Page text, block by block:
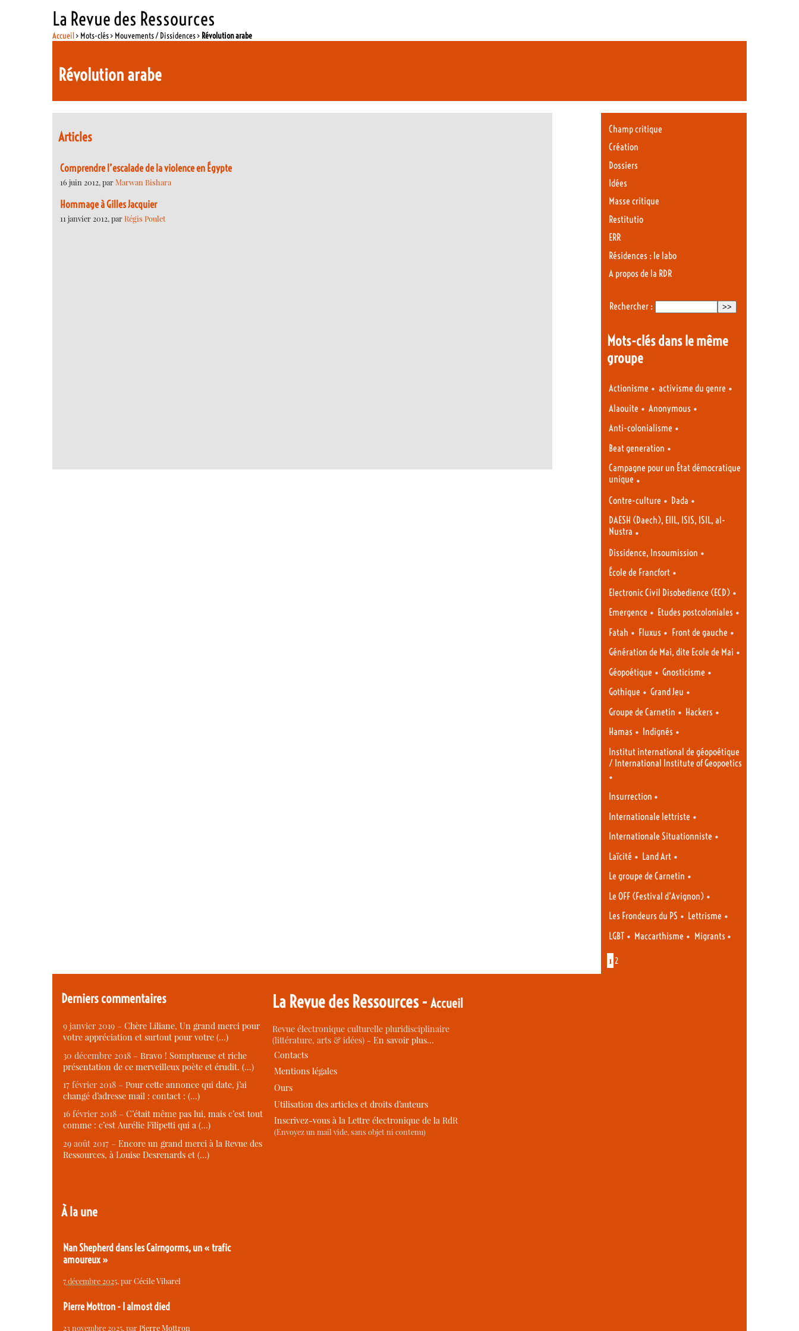
La Revue des Ressources
Accueil> Mots-clés > Mouvements / Dissidences > Révolution arabe
Révolution arabe
Articles
Comprendre l’escalade de la violence en Égypte
16 juin 2012, parMarwan Bishara
Hommage à Gilles Jacquier
11 janvier 2012, parRégis Poulet
Champ critique
Création
Dossiers
Idées
Masse critique
Restitutio
ERR
Résidences : le labo
A propos de la RDR
Rechercher :
Mots-clés dans le même
groupe
Actionisme • activisme du genre •
Alaouite • Anonymous •
Anti-colonialisme •
Beat generation •
Campagne pour un État démocratique
unique •
Contre-culture • Dada •
DAESH (Daech), EIIL, ISIS, ISIL, al-
Nustra •
Dissidence, Insoumission •
École de Francfort •
Electronic Civil Disobedience (ECD) •
Emergence • Etudes postcoloniales •
Fatah • Fluxus • Front de gauche •
Génération de Mai, dite Ecole de Mai •
Géopoétique • Gnosticisme •
Gothique • Grand Jeu •
Groupe de Carnetin • Hackers •
Hamas • Indignés •
Institut international de géopoétique
/ International Institute of Geopoetics
•
Insurrection •
Internationale lettriste •
Internationale Situationniste •
Laïcité • Land Art •
Le groupe de Carnetin •
Le OFF (Festival d’Avignon) •
Les Frondeurs du PS • Lettrisme •
LGBT • Maccarthisme • Migrants •
1 2
Derniers commentaires
9 janvier 2019 – Chère Liliane, Un grand merci pour
votre appréciation et surtout pour votre (…)
30 décembre 2018 – Bravo ! Somptueuse et riche
présentation de ce merveilleux poète et érudit. (…)
17 février 2018 – Pour cette annonce qui date, j’ai
changé d’adresse mail : contact : (…)
16 février 2018 – C’était même pas lui, mais c’est tout
comme : c’est Aurélie Filipetti qui a (…)
29 août 2017 – Encore un grand merci à la Revue des
Ressources, à Louise Desrenards et (…)
À la une
Nan Shepherd dans les Cairngorms, un « trafic
amoureux »
7 décembre 2025, parCécile Vibarel
Pierre Mottron - I almost died
23 novembre 2025, parPierre Mottron
La Revue des Ressources -Accueil
Revue électronique culturelle pluridisciplinaire
(littérature, arts & idées) -En savoir plus…
Contacts
Mentions légales
Ours
Utilisation des articles et droits d’auteurs
Inscrivez-vous à la Lettre électronique de la RdR
(Envoyez un mail vide, sans objet ni contenu)